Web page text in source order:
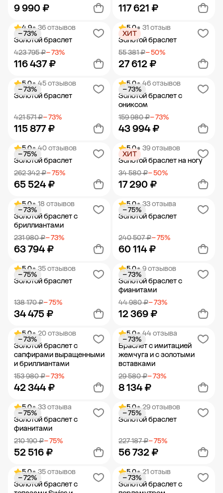
9 990 ₽
Добавить в корзину
117 621 ₽
Добавить в корзину
4.9• 36 отзывов
Золотой браслет
423 795 ₽− 73%
116 437 ₽
− 73%
Добавить в корзину
5.0• 31 отзыв
Золотой браслет
55 381 ₽− 50%
27 612 ₽
ХИТ
Добавить в корзину
5.0• 45 отзывов
Золотой браслет
421 571 ₽− 73%
115 877 ₽
− 73%
Добавить в корзину
5.0• 46 отзывов
Золотой браслет с
ониксом
159 980 ₽− 73%
43 994 ₽
− 73%
Добавить в корзину
5.0• 40 отзывов
Золотой браслет
262 342 ₽− 75%
65 524 ₽
− 75%
Добавить в корзину
5.0• 39 отзывов
Золотой браслет на ногу
34 580 ₽− 50%
17 290 ₽
ХИТ
Добавить в корзину
5.0• 18 отзывов
Золотой браслет с
бриллиантами
231 980 ₽− 73%
63 794 ₽
− 73%
Добавить в корзину
5.0• 33 отзыва
Золотой браслет
240 507 ₽− 75%
60 114 ₽
− 75%
Добавить в корзину
5.0• 35 отзывов
Золотой браслет
138 170 ₽− 75%
34 475 ₽
− 75%
Добавить в корзину
5.0• 9 отзывов
Золотой браслет с
фианитами
44 980 ₽− 73%
12 369 ₽
− 73%
Добавить в корзину
5.0• 20 отзывов
Золотой браслет с
сапфирами выращенными
и бриллиантами
153 980 ₽− 73%
42 344 ₽
− 73%
Добавить в корзину
5.0• 44 отзыва
Браслет с имитацией
жемчуга и с золотыми
вставками
29 580 ₽− 73%
8 134 ₽
− 73%
Добавить в корзину
5.0• 33 отзыва
Золотой браслет с
фианитами
210 190 ₽− 75%
52 516 ₽
− 75%
Добавить в корзину
5.0• 29 отзывов
Золотой браслет
227 187 ₽− 75%
56 732 ₽
− 75%
Добавить в корзину
5.0• 35 отзывов
Золотой браслет с
− 72%
5.0• 21 отзыв
Золотой браслет с
− 73%